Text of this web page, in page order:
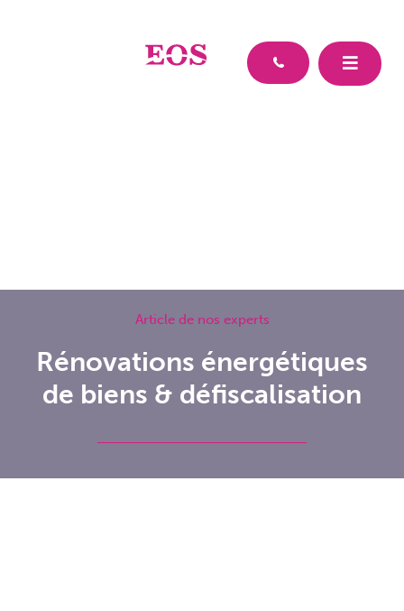
Article de nos experts
Rénovations énergétiques
de biens & défiscalisation